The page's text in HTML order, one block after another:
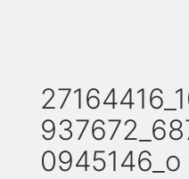
0945146_o